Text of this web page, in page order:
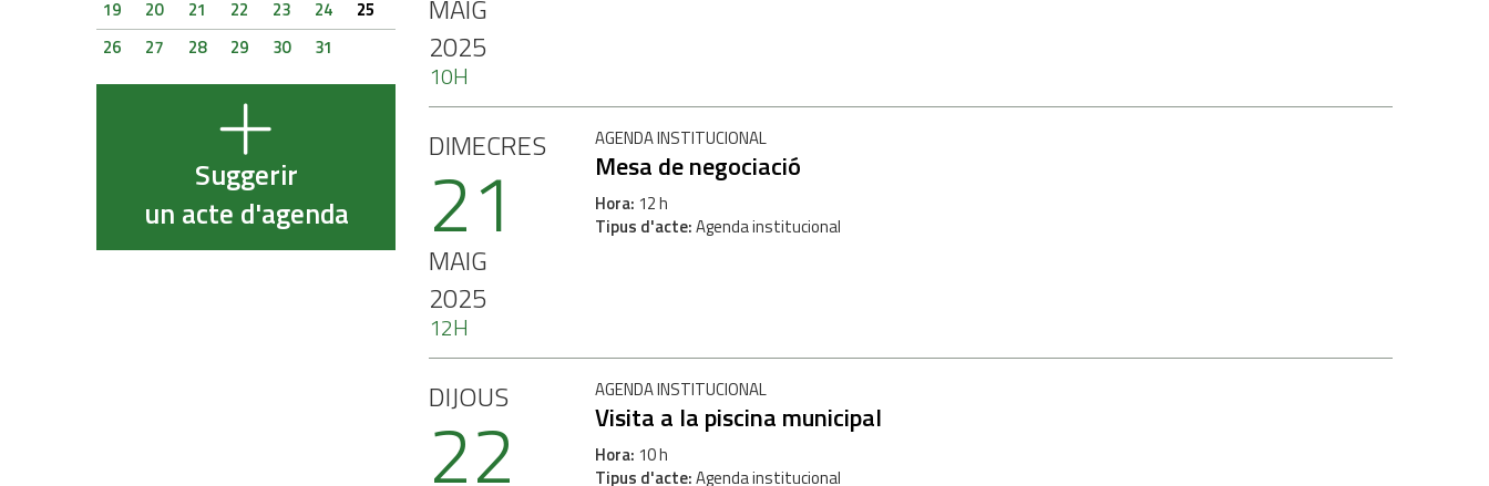
19
20 21 22 23 24
25
26
27 28 29 30 31
Suggerir
un acte d'agenda
MAIG
2025
10H
DIMECRES
21
MAIG
2025
12H
AGENDA INSTITUCIONAL
Mesa de negociació
Hora 12 h
Tipus d'acte Agenda institucional
DIJOUS
22
AGENDA INSTITUCIONAL
Visita a la piscina municipal
Hora 10 h
Tipus d'acte Agenda institucional